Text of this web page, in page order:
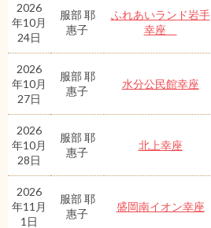
2026
年10月
24日
服部 耶
惠子
ふれあいランド岩手
幸座
2026
年10月
27日
服部 耶
惠子
水分公民館幸座
2026
年10月
28日
服部 耶
惠子
北上幸座
2026
年11月
1日
服部 耶
惠子
盛岡南イオン幸座